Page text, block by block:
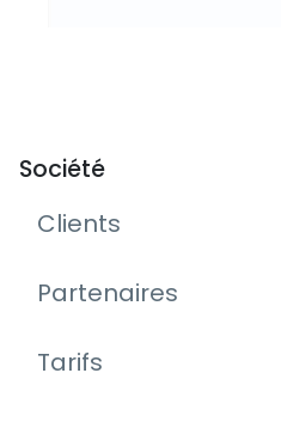
Société
Clients
Partenaires
Tarifs